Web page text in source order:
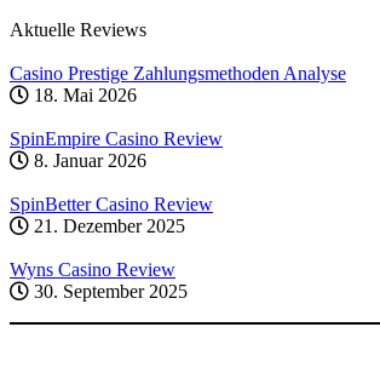
Aktuelle Reviews
Casino Prestige Zahlungsmethoden Analyse
18. Mai 2026
SpinEmpire Casino Review
8. Januar 2026
SpinBetter Casino Review
21. Dezember 2025
Wyns Casino Review
30. September 2025